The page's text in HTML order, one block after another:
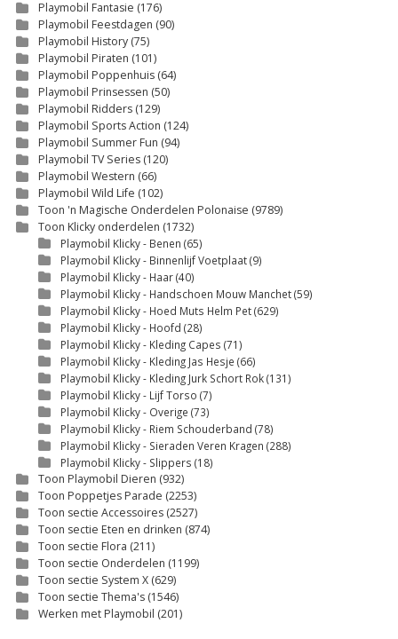
Playmobil Fantasie (176)
Playmobil Feestdagen (90)
Playmobil History (75)
Playmobil Piraten (101)
Playmobil Poppenhuis (64)
Playmobil Prinsessen (50)
Playmobil Ridders (129)
Playmobil Sports Action (124)
Playmobil Summer Fun (94)
Playmobil TV Series (120)
Playmobil Western (66)
Playmobil Wild Life (102)
Toon 'n Magische Onderdelen Polonaise (9789)
Toon Klicky onderdelen (1732)
Playmobil Klicky - Benen (65)
Playmobil Klicky - Binnenlijf Voetplaat(9)
Playmobil Klicky - Haar(40)
Playmobil Klicky - Handschoen Mouw Manchet(59)
Playmobil Klicky - Hoed Muts Helm Pet(629)
Playmobil Klicky - Hoofd (28)
Playmobil Klicky - Kleding Capes (71)
Playmobil Klicky - Kleding Jas Hesje (66)
Playmobil Klicky - Kleding Jurk Schort Rok(131)
Playmobil Klicky - Lijf Torso (7)
Playmobil Klicky - Overige (73)
Playmobil Klicky - Riem Schouderband (78)
Playmobil Klicky - Sieraden Veren Kragen (288)
Playmobil Klicky - Slippers (18)
Toon Playmobil Dieren (932)
Toon Poppetjes Parade (2253)
Toon sectie Accessoires (2527)
Toon sectie Eten en drinken (874)
Toon sectie Flora (211)
Toon sectie Onderdelen (1199)
Toon sectie System X (629)
Toon sectie Thema's (1546)
Werken met Playmobil (201)